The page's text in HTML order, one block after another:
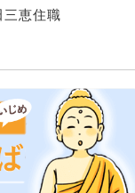
三恵住職